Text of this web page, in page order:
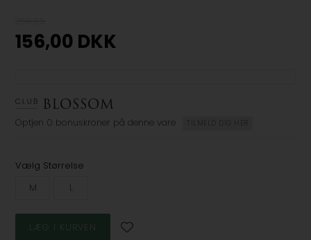
156,00 DKK
Optjen 0 bonuskroner på denne vare TILMELD DIG HER
Vælg Størrelse
M
L